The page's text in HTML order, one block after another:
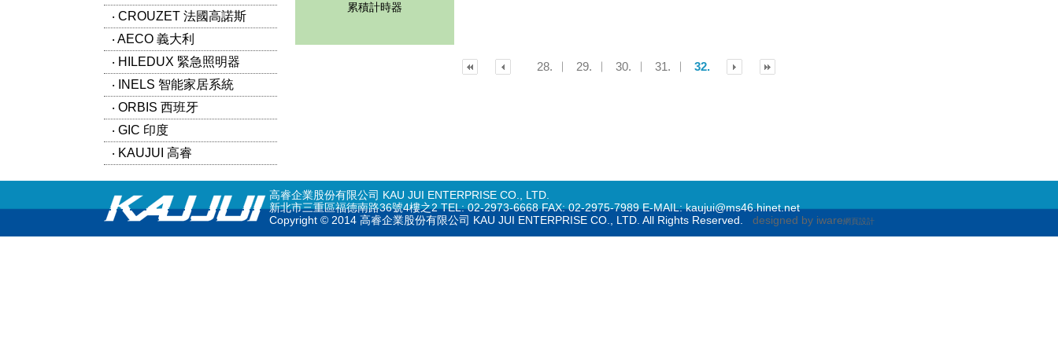
‧ CROUZET 法國高諾斯
‧ AECO 義大利
‧ HILEDUX 緊急照明器
‧ INELS 智能家居系統
‧ ORBIS 西班牙
‧ GIC 印度
‧ KAUJUI 高睿
累積計時器
28. ︱ 29. ︱ 30. ︱ 31. ︱ 32.
高睿企業股份有限公司 KAU JUI ENTERPRISE CO., LTD.
新北市三重區福德南路36號4樓之2 TEL: 02-2973-6668 FAX: 02-2975-7989 E-MAIL: kaujui@ms46.hinet.net
Copyright © 2014 高睿企業股份有限公司 KAU JUI ENTERPRISE CO., LTD. All Rights Reserved. designed by iware網頁設計